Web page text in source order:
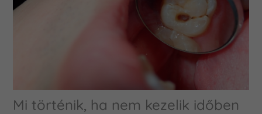
Mi történik, ha nem kezelik időben